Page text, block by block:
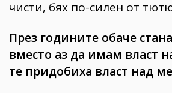
чисти, бях по-силен от
През годините обаче
вместо аз да имам власт
те придобиха власт над